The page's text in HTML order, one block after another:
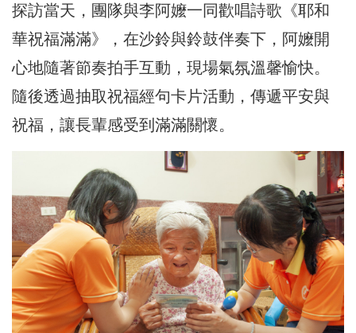
探訪當天，團隊與李阿嬤一同歡唱詩歌《耶和
華祝福滿滿》，在沙鈴與鈴鼓伴奏下，阿嬤開
心地隨著節奏拍手互動，現場氣氛溫馨愉快。
隨後透過抽取祝福經句卡片活動，傳遞平安與
祝福，讓長輩感受到滿滿關懷。